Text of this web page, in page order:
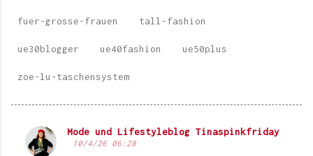
fuer-grosse-frauen tall-fashion
ue30blogger ue40fashion ue50plus
zoe-lu-taschensystem
K
Mode und Lifestyleblog Tinaspinkfriday
10/4/26 06:28